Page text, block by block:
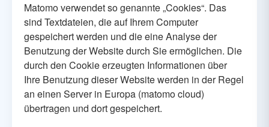
Matomo verwendet so genannte „Cookies“. Das
sind Textdateien, die auf Ihrem Computer
gespeichert werden und die eine Analyse der
Benutzung der Website durch Sie ermöglichen. Die
durch den Cookie erzeugten Informationen über
Ihre Benutzung dieser Website werden in der Regel
an einen Server in Europa (matomo cloud)
übertragen und dort gespeichert.